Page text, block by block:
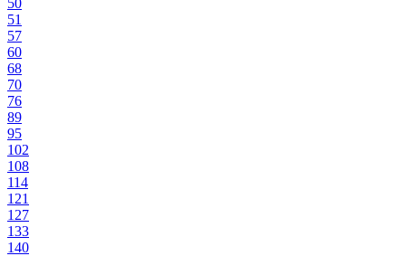
50
51
57
60
68
70
76
89
95
102
108
114
121
127
133
140